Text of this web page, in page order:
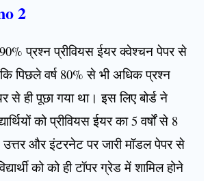
2
प्रश्न प्रीवियस ईयर क्वेश्चन पेपर से
पिछले वर्ष 80% से भी अधिक प्रश्न
से ही पूछा गया था। इस लिए बोर्ड ने
को प्रीवियस ईयर का 5 वर्षों से 8
उत्तर और इंटरनेट पर जारी मॉडल पेपर से
को को ही टॉपर ग्रेड में शामिल होने